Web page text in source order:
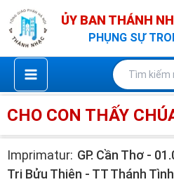
Nhảy
tới
nội
dung
ỦY BAN THÁNH
PHỤNG SỰ
CHO CON THẤY
Imprimatur: GP. Cần Thơ -
Tri Bửu Thiên - TT Thánh